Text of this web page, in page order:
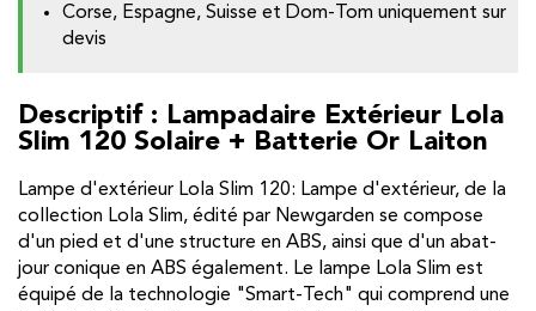
Corse, Espagne, Suisse et Dom-Tom uniquement sur
devis
Descriptif : Lampadaire Extérieur Lola
Slim 120 Solaire + Batterie Or Laiton
Lampe d'extérieur Lola Slim 120: Lampe d'extérieur, de la
collection Lola Slim, édité par Newgarden se compose
d'un pied et d'une structure en ABS, ainsi que d'un abat-
jour conique en ABS également. Le lampe Lola Slim est
équipé de la technologie "Smart-Tech" qui comprend une